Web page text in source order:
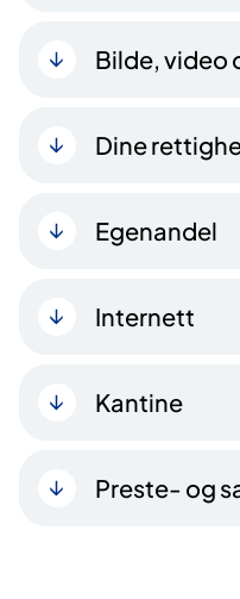
Bilde, video
Dine
Egenandel
Internett
Kantine
Preste- og